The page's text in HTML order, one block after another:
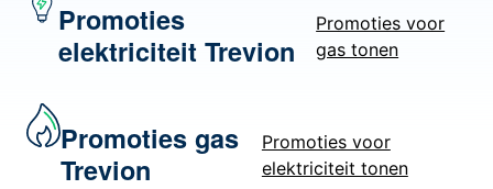
Promoties
elektriciteit Trevion
Promoties voor
gas tonen
Promoties gas
Trevion
Promoties voor
elektriciteit tonen